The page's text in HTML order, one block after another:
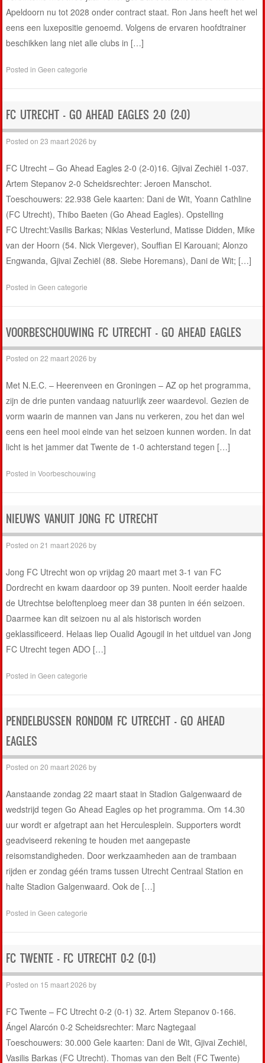
Apeldoorn nu tot 2028 onder contract staat. Ron Jans heeft het wel
eens een luxepositie genoemd. Volgens de ervaren hoofdtrainer
beschikken lang niet alle clubs in […]
Posted inGeen categorie
FC UTRECHT – GO AHEAD EAGLES 2-0 (2-0)
Posted on23 maart 2026 by
FC Utrecht – Go Ahead Eagles 2-0 (2-0)16. Gjivai Zechiël 1-037.
Artem Stepanov 2-0 Scheidsrechter: Jeroen Manschot.
Toeschouwers: 22.938 Gele kaarten: Dani de Wit, Yoann Cathline
(FC Utrecht), Thibo Baeten (Go Ahead Eagles). Opstelling
FC Utrecht:Vasilis Barkas; Niklas Vesterlund, Matisse Didden, Mike
van der Hoorn (54. Nick Viergever), Souffian El Karouani; Alonzo
Engwanda, Gjivai Zechiël (88. Siebe Horemans), Dani de Wit; […]
Posted inGeen categorie
VOORBESCHOUWING FC UTRECHT – GO AHEAD EAGLES
Posted on22 maart 2026 by
Met N.E.C. – Heerenveen en Groningen – AZ op het programma,
zijn de drie punten vandaag natuurlijk zeer waardevol. Gezien de
vorm waarin de mannen van Jans nu verkeren, zou het dan wel
eens een heel mooi einde van het seizoen kunnen worden. In dat
licht is het jammer dat Twente de 1-0 achterstand tegen […]
Posted inVoorbeschouwing
NIEUWS VANUIT JONG FC UTRECHT
Posted on21 maart 2026 by
Jong FC Utrecht won op vrijdag 20 maart met 3-1 van FC
Dordrecht en kwam daardoor op 39 punten. Nooit eerder haalde
de Utrechtse beloftenploeg meer dan 38 punten in één seizoen.
Daarmee kan dit seizoen nu al als historisch worden
geklassificeerd. Helaas liep Oualid Agougil in het uitduel van Jong
FC Utrecht tegen ADO […]
Posted inGeen categorie
PENDELBUSSEN RONDOM FC UTRECHT – GO AHEAD
EAGLES
Posted on20 maart 2026 by
Aanstaande zondag 22 maart staat in Stadion Galgenwaard de
wedstrijd tegen Go Ahead Eagles op het programma. Om 14.30
uur wordt er afgetrapt aan het Herculesplein. Supporters wordt
geadviseerd rekening te houden met aangepaste
reisomstandigheden. Door werkzaamheden aan de trambaan
rijden er zondag géén trams tussen Utrecht Centraal Station en
halte Stadion Galgenwaard. Ook de […]
Posted inGeen categorie
FC TWENTE – FC UTRECHT 0-2 (0-1)
Posted on 15 maart 2026 by
FC Twente – FC Utrecht 0-2 (0-1) 32. Artem Stepanov 0-166.
Ángel Alarcón 0-2 Scheidsrechter: Marc Nagtegaal
Toeschouwers: 30.000 Gele kaarten: Dani de Wit, Gjivai Zechiël,
Vasilis Barkas (FC Utrecht). Thomas van den Belt (FC Twente)